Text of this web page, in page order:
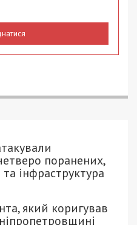
будинки та
9:00